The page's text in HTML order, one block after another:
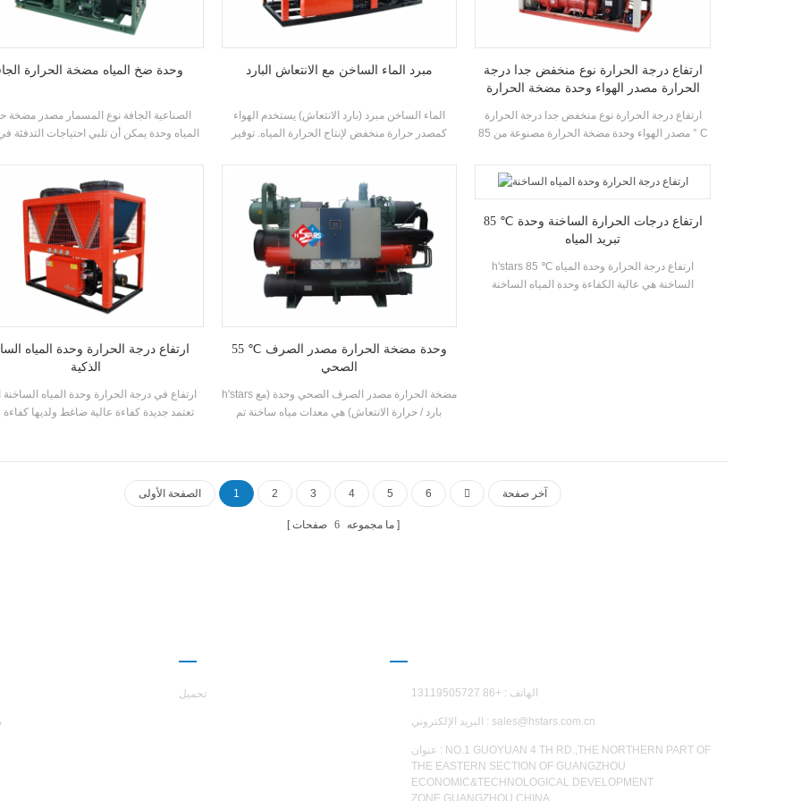
وحدة ضخ المياه مضخة الحرارة
الصناعية الجافة نوع المسمار مصدر مضخة
المياه وحدة يمكن أن تلبي احتياجات التدفئة
المياه المتقدمة مضخة نظام تكييف الهواء
الى جانب ذلك، هناك ليست هناك حاجة لنظام
المرجل للتدفئة ، وهناك حاجة إلى برج التبريد ل
مبرد الماء الساخن مع الانتعاش البارد
الماء الساخن مبرد (بارد الانتعاش) يستخدم الهواء
كمصدر حرارة منخفض لإنتاج الحرارة المياه. توفير
النفايات الباردة التي يتم تفريغها في عملية التدفئة من
خلال جهاز الاسترداد البارد، لتحسين كفاءة الطاقة
الشاملة وتحقيق تكاليف الصفر التكلفة
ارتفاع درجة الحرارة نوع منخفض جدا درجة
الحرارة مصدر الهواء وحدة مضخة الحرارة
ارتفاع درجة الحرارة نوع منخفض جدا درجة الحرارة
مصدر الهواء وحدة مضخة الحرارة مصنوعة من 85 ° C
الحرارة مع قدرة التدفئة المقدرة 88KW قوة الإدخال
37.5kw درجة حرارة الماء الساخن 55 ° C-85 درجة
ارتفاع درجة الحرارة وحدة المياه
الذكية
ارتفاع في درجة الحرارة وحدة المياه الساخنة
تعتمد جديدة كفاءة عالية ضاغط ولديها
55 ℃ وحدة مضخة الحرارة مصدر الصرف
الصحي
h'stars مضخة الحرارة مصدر الصرف الصحي وحدة (مع
بارد / حرارة الانتعاش) هي معدات مياه ساخنة تم
الحرارة من مياه الصرف الصحي المحلية، وتوفير
الطاقة وحماية البيئة.توفير 30٪ ~ 50٪ مقارنة مع
طريقة التدفئة التقليدية، والتي يمكن أن تقلل كثيرا من
85 ℃ ارتفاع درجات الحرارة الساخنة وحدة
تبريد المياه
h'stars 85 ℃ ارتفاع درجة الحرارة وحدة المياه
الساخنة هي عالية الكفاءة وحدة المياه الساخنة
الصفحة الأولى 1 2 3 4 5 6 آخر صفحة
ما مجموعه 6 صفحات
تحميل الهاتف : +86 13119505727
البريد الإلكتروني : sales@hstars.com.cn
عنوان : NO.1 GUOYUAN 4 TH RD.,THE NORTHERN PART OF
THE EASTERN SECTION OF GUANGZHOU
ECONOMIC&TECHNOLOGICAL DEVELOPMENT
ZONE,GUANGZHOU,CHINA